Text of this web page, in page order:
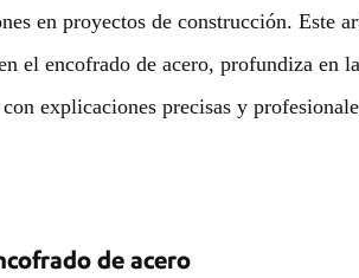
en proyectos de construcción. Este
el encofrado de acero, profundiza en
explicaciones precisas y
de acero